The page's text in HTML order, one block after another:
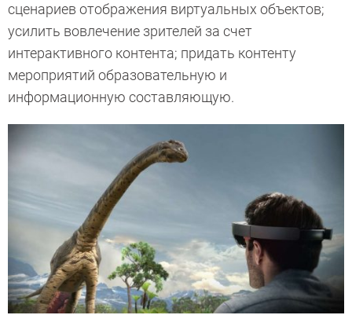
сценариев отображения виртуальных объектов;
усилить вовлечение зрителей за счет
интерактивного контента; придать контенту
мероприятий образовательную и
информационную составляющую.